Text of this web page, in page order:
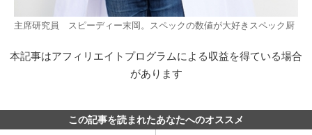
主席研究員 スピーディー末岡。スペックの数値が大好きスペック厨
本記事はアフィリエイトプログラムによる収益を得ている場合
があります
この記事を読まれたあなたへのオススメ